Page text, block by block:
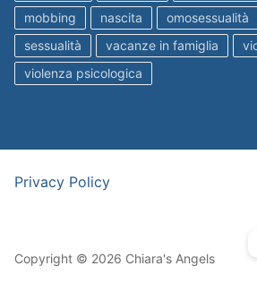
mobbing
nascita omosessualità
sessualità
vacanze in famiglia
violenza psicologica
Privacy Policy
Copyright © 2026 Chiara's Angels